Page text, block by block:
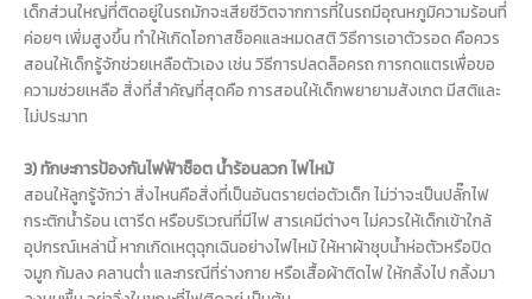
เด็กส่วนใหญ่ที่ติดอยู่ในรถมักจะเสียชีวิตจากการที่ในรถมีอุณหภูมิความร้อนที่
ค่อยๆ เพิ่มสูงขึ้น ทำให้เกิดโอกาสช็อคและหมดสติ วิธีการเอาตัวรอด คือควร
สอนให้เด็กรู้จักช่วยเหลือตัวเอง เช่น วิธีการปลดล็อครถ การกดแตรเพื่อขอ
ความช่วยเหลือ สิ่งที่สำคัญที่สุดคือ การสอนให้เด็กพยายามสังเกต มีสติและ
ไม่ประมาท
3) ทักษะการป้องกันไฟฟ้าช็อต น้ำร้อนลวก ไฟไหม้
สอนให้ลูกรู้จักว่า สิ่งไหนคือสิ่งที่เป็นอันตรายต่อตัวเด็ก ไม่ว่าจะเป็นปลั๊กไฟ
กระติกน้ำร้อน เตารีด หรือบริเวณที่มีไฟ สารเคมีต่างๆ ไม่ควรให้เด็กเข้าใกล้
อุปกรณ์เหล่านี้ หากเกิดเหตุฉุกเฉินอย่างไฟไหม้ ให้หาผ้าชุบน้ำห่อตัวหรือปิด
จมูก ก้มลง คลานต่ำ และกรณีที่ร่างกาย หรือเสื้อผ้าติดไฟ ให้กลิ้งไป กลิ้งมา